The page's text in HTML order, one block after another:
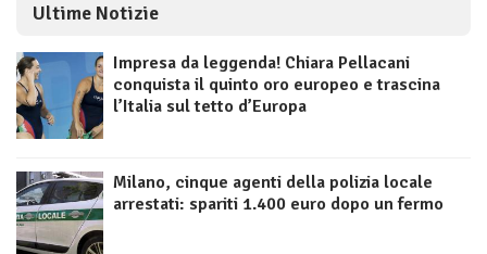
Ultime Notizie
Impresa da leggenda! Chiara Pellacani
conquista il quinto oro europeo e trascina
l’Italia sul tetto d’Europa
Milano, cinque agenti della polizia locale
arrestati: spariti 1.400 euro dopo un fermo